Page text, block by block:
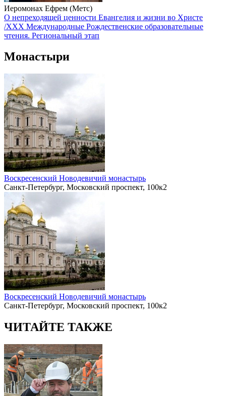
Иеромонах Ефрем (Метс)
О непреходящей ценности Евангелия и жизни во Христе
/XXX Международные Рождественские образовательные
чтения. Региональный этап
Монастыри
Воскресенский Новодевичий монастырь
Санкт-Петербург, Московский проспект, 100к2
Воскресенский Новодевичий монастырь
Санкт-Петербург, Московский проспект, 100к2
ЧИТАЙТЕ ТАКЖЕ